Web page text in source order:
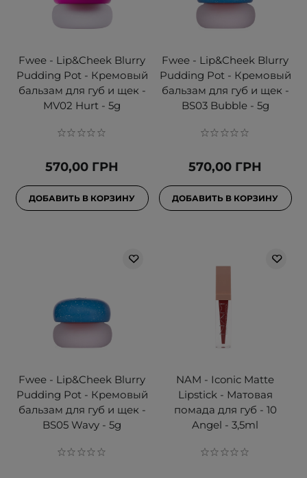
Fwee - Lip&Cheek Blurry
Pudding Pot - Кремовый
бальзам для губ и щек -
MV02 Hurt - 5g
570,00 ГРН
ДОБАВИТЬ В КОРЗИНУ
Fwee - Lip&Cheek Blurry
Pudding Pot - Кремовый
бальзам для губ и щек -
BS03 Bubble - 5g
570,00 ГРН
ДОБАВИТЬ В КОРЗИНУ
Fwee - Lip&Cheek Blurry
Pudding Pot - Кремовый
бальзам для губ и щек -
BS05 Wavy - 5g
NAM - Iconic Matte
Lipstick - Матовая
помада для губ - 10
Angel - 3,5ml